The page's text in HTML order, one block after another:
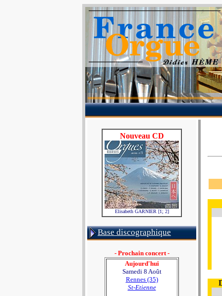
Nouveau CD
Elisabeth GARNIER [1; 2]
Base discographique
- Prochain concert -
Aujourd'hui
Samedi 8 Août
Rennes (35)
St-Etienne